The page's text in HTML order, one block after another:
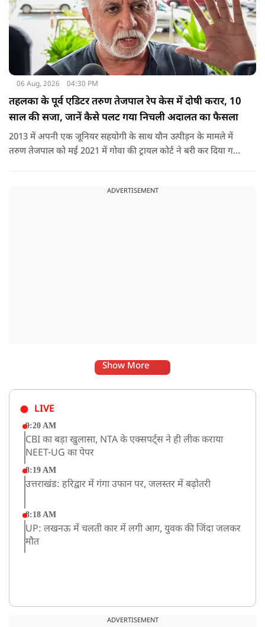
06 Aug, 2026 04:30 PM
तहलका के पूर्व एडिटर तरुण तेजपाल रेप केस में दोषी करार, 10
साल की सजा, जानें कैसे पलट गया निचली अदालत का फैसला
2013 में अपनी एक जूनियर सहयोगी के साथ यौन उत्पीड़न के मामले में
तरुण तेजपाल को मई 2021 में गोवा की ट्रायल कोर्ट ने बरी कर दिया गया
ADVERTISEMENT
Show More
LIVE
9:20 AM
CBI का बड़ा खुलासा, NTA के एक्सपर्ट्स ने ही लीक कराया
NEET-UG का पेपर
8:19 AM
उत्तराखंड: हरिद्वार में गंगा उफान पर, जलस्तर में बढ़ोतरी
8:18 AM
UP: लखनऊ में चलती कार में लगी आग, युवक की जिंदा जलकर
मौत
ADVERTISEMENT